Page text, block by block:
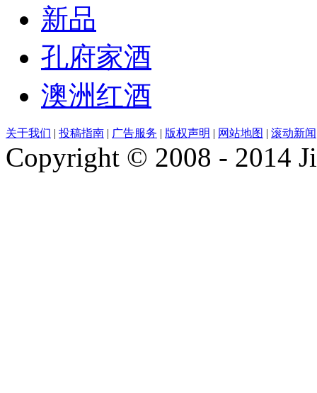
新品
孔府家酒
澳洲红酒
关于我们 | 投稿指南 | 广告服务 | 版权声明 | 网站地图 | 滚动新闻
Copyright © 2008 - 2014